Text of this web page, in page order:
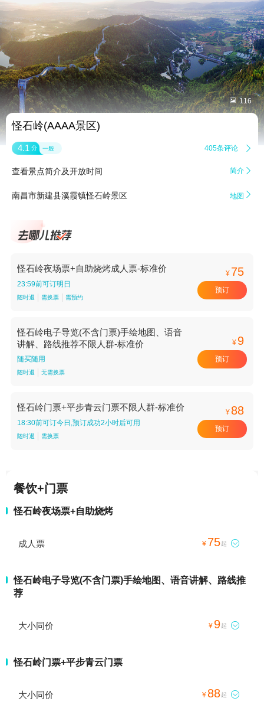
 116
怪石岭(AAAA景区)
4.1 分 一般 405条评论 
查看景点简介及开放时间 简介 
南昌市新建县溪霞镇怪石岭景区 地图 
怪石岭夜场票+自助烧烤成人票-标准价
23:59前可订明日
随时退 需换票 需预约
¥ 75
预订
怪石岭电子导览(不含门票)手绘地图、语音
讲解、路线推荐不限人群-标准价
随买随用
随时退 无需换票
¥ 9
预订
怪石岭门票+平步青云门票不限人群-标准价
18:30前可订今日,预订成功2小时后可用
随时退 需换票
¥ 88
预订
餐饮+门票
怪石岭夜场票+自助烧烤
成人票 ¥ 75起 
怪石岭电子导览(不含门票)手绘地图、语音讲解、路线推
荐
大小同价 ¥ 9起 
怪石岭门票+平步青云门票
大小同价 ¥ 88起 
